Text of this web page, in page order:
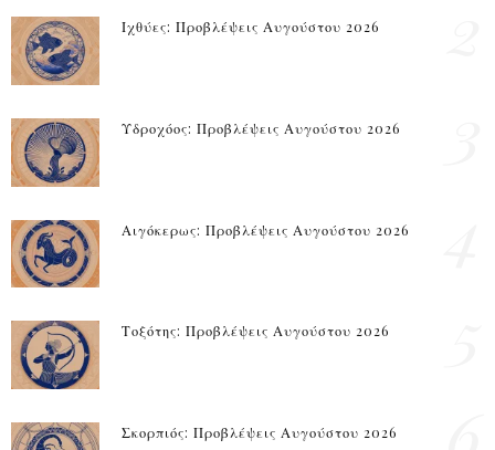
Ιχθύες: Προβλέψεις Αυγούστου 2026
Υδροχόος: Προβλέψεις Αυγούστου 2026
Αιγόκερως: Προβλέψεις Αυγούστου 2026
Τοξότης: Προβλέψεις Αυγούστου 2026
Σκορπιός: Προβλέψεις Αυγούστου 2026